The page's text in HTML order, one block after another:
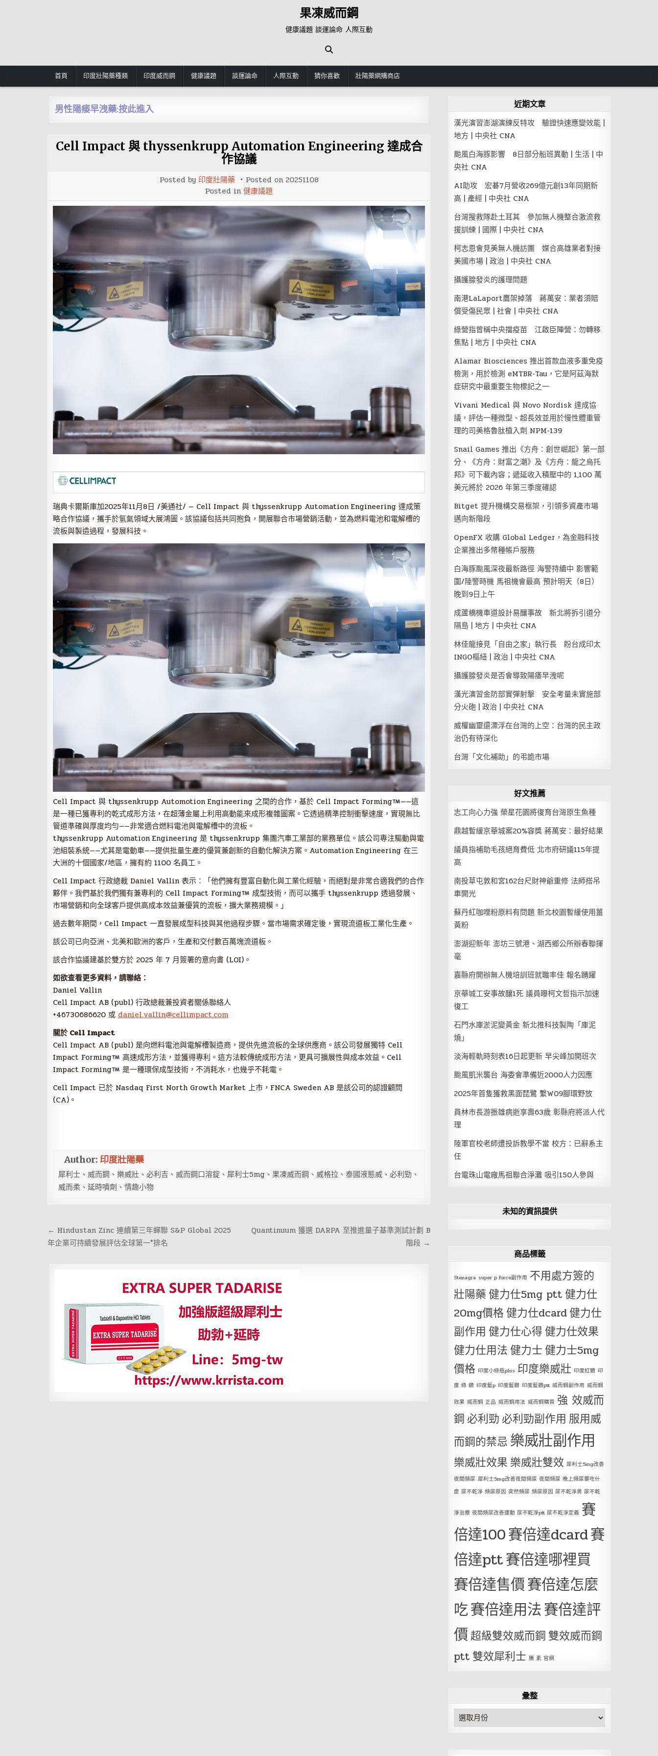
果凍威而鋼
健康議題 談運論命 人際互動
首頁 印度壯陽藥種類 印度威而鋼 健康議題 談運論命 人際互動 猜你喜歡 壯陽藥網購商店
男性陽痿早洩藥:按此進入
Cell Impact 與 thyssenkrupp Automation Engineering 達成合
作協議
Posted by 印度壯陽藥 Posted on 20251108
Posted in 健康議題
瑞典卡爾斯庫加2025年11月8日 /美通社/ — Cell Impact 與 thyssenkrupp Automation Engineering 達成策
略合作協議，攜手於氫氣領域大展鴻圖。該協議包括共同抱負，開展聯合市場營銷活動，並為燃料電池和電解槽的
流板與製造過程，發展科技。
Cell Impact 與 thyssenkrupp Automotion Engineering 之間的合作，基於 Cell Impact Forming
——這
是一種已獲專利的乾式成形方法，在超薄金屬上利用高動能來成形複雜圖案。它透過精準控制衝擊速度，實現無比
管道準確與厚度均勻——非常適合燃料電池與電解槽中的流板。
thyssenkrupp Automation Engineering 是 thyssenkrupp 集團汽車工業部的業務單位。該公司專注驅動與電
池組裝系統——尤其是電動車——提供批量生產的優質兼創新的自動化解決方案。Automation Engineering 在三
大洲的十個國家/地區，擁有約 1100 名員工。
Cell Impact 行政總裁 Daniel Vallin 表示：「他們擁有豐富自動化與工業化經驗，而絕對是非常合適我們的合作
夥伴。我們基於我們獨有兼專利的 Cell Impact Forming
成型技術，而可以攜手 thyssenkrupp 透過發展、
市場營銷和向全球客戶提供高成本效益兼優質的流板，擴大業務規模。」
過去數年期間，Cell Impact 一直發展成型科技與其他過程步驟。當市場需求確定後，實現流道板工業化生產。
該公司已向亞洲、北美和歐洲的客戶，生產和交付數百萬塊流道板。
該合作協議建基於雙方於 2025 年 7 月簽署的意向書 (LOI)。
如欲查看更多資料，請聯絡：
Daniel Vallin
Cell Impact AB (publ) 行政總裁兼投資者關係聯絡人
+46730686620 或 daniel.vallin@cellimpact.com
關於 Cell Impact
Cell Impact AB (publ) 是向燃料電池與電解槽製造商，提供先進流板的全球供應商。該公司發展獨特 Cell
Impact Forming
高速成形方法，並獲得專利。這方法較傳統成形方法，更具可擴展性與成本效益。Cell
Impact Forming
是一種環保成型技術，不消耗水，也幾乎不耗電。
Cell Impact 已於 Nasdaq First North Growth Market 上市，FNCA Sweden AB 是該公司的認證顧問
(CA)。
Author: 印度壯陽藥
犀利士、威而鋼、樂威壯、必利吉、威而鋼口溶錠、犀利士5mg、果凍威而鋼、威格拉、泰國液態威、必利勁、
威而柔、延時噴劑、情趣小物
文
章
Quantinuum 獲選 DARPA 至推進量子基準測試計劃 B
階段 →
← Hindustan Zinc 連續第三年蟬聯 S&P Global 2025
年企業可持續發展評估全球第一*排名
近期文章
漢光演習澎湖演練反特攻 驗證快速應變效能 |
地方 | 中央社 CNA
颱風白海豚影響 8日部分船班異動 | 生活 | 中
央社 CNA
AI助攻 宏碁7月營收269億元創13年同期新
高 | 產經 | 中央社 CNA
台灣搜救隊赴土耳其 參加無人機整合激流救
援訓練 | 國際 | 中央社 CNA
柯志恩會見美無人機訪團 媒合高雄業者對接
美國市場 | 政治 | 中央社 CNA
攝護腺發炎的護理問題
南港LaLaport鷹架掉落 蔣萬安：業者須賠
償受傷民眾 | 社會 | 中央社 CNA
綠營指曾稱中央擋疫苗 江啟臣陣營：勿轉移
焦點 | 地方 | 中央社 CNA
Alamar Biosciences 推出首款血液多重免疫
檢測，用於檢測 eMTBR-Tau，它是阿茲海默
症研究中最重要生物標記之一
Vivani Medical 與 Novo Nordisk 達成協
議，評估一種微型、超長效並用於慢性體重管
理的司美格魯肽植入劑 NPM-139
Snail Games 推出《方舟：創世崛起》第一部
分、《方舟：財富之潮》及《方舟：龍之烏托
邦》可下載內容；遞延收入積壓中的 1,100 萬
美元將於 2026 年第三季度確認
Bitget 提升機構交易框架，引領多資產市場
邁向新階段
OpenFX 收購 Global Ledger，為金融科技
企業推出多幣種帳戶服務
白海豚颱風深夜最新路徑 海警持續中 影響範
圍/陸警時機 馬祖機會最高 預計明天（8日）
晚到9日上午
成蘆橋機車道設計易釀事故 新北將拆引道分
隔島 | 地方 | 中央社 CNA
林佳龍接見「自由之家」執行長 盼台成印太
INGO樞紐 | 政治 | 中央社 CNA
攝護腺發炎是否會導致陽痿早洩呢
漢光演習金防部實彈射擊 安全考量未實施部
分火砲 | 政治 | 中央社 CNA
威權幽靈還漂浮在台灣的上空：台灣的民主政
治仍有待深化
台灣「文化補助」的弔詭市場
好文推薦
志工向心力強 榮星花園將復育台灣原生魚種
鼎越暫緩京華城案20%容獎 蔣萬安：最好結果
議員指補助毛孩絕育費低 北市府研議115年提
高
南投草屯敦和宮162台尺財神爺重修 法師搭吊
車開光
蘇丹紅咖哩粉原料有問題 新北校園暫緩使用薑
黃粉
澎湖迎新年 澎坊三號港、湖西鄉公所辦春聯揮
毫
嘉縣府開辦無人機培訓班就職率佳 報名踴躍
京華城工安事故釀1死 議員曝柯文哲指示加速
復工
石門水庫淤泥變黃金 新北推科技製陶「庫泥
燒」
淡海輕軌時刻表16日起更新 早尖峰加開班次
颱風凱米襲台 海委會準備近2000人力因應
2025年首隻獲救黑面琵鷺 繫W09腳環野放
員林市長游振雄病逝享壽63歲 彰縣府將派人代
理
陸軍官校老師遭投訴教學不當 校方：已辭系主
任
台電珠山電廠馬祖聯合淨灘 吸引150人參與
未知的資訊提供
商品標籤
Stenagra super p force副作用 不用處方簽的
壯陽藥健力仕5mg ptt健力仕
20mg價格健力仕dcard健力仕
副作用 健力仕心得健力仕效果
健力仕用法健力士健力士5mg
價格 印度小綠瓶plus 印度樂威壯 印度紅鑽 印
度 綠 鑽 印度藍p 印度藍鑽 印度藍鑽ptt 威而鋼副作用 威而鋼
效果 威而鋼 正品 威而鋼用法 威而鋼購買 強 效威而
鋼 必利勁 必利勁副作用 服用威
而鋼的禁忌 樂威壯副作用
樂威壯效果 樂威壯雙效 犀利士5mg改善
夜間頻尿 犀利士5mg改善夜間頻尿 夜間頻尿 晚上頻尿要吃什
麼 尿不乾淨 頻尿原因 突然頻尿 頻尿原因 尿不乾淨男 尿不乾
淨治療 夜間頻尿改善運動 尿不乾淨ptt 尿不乾淨定義 賽
倍達100賽倍達dcard賽
倍達ptt賽倍達哪裡買
賽倍達售價賽倍達怎麼
吃賽倍達用法賽倍達評
價超級雙效威而鋼 雙效威而鋼
ptt 雙效犀利士 騰 素 官網
彙整
彙
整